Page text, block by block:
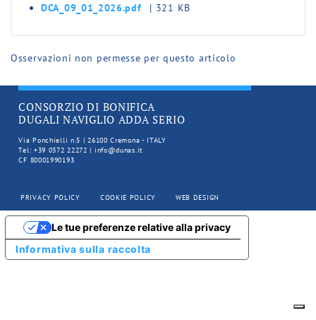
DCA_09_01_2026.pdf | 321 KB
Osservazioni non permesse per questo articolo
CONSORZIO DI BONIFICA
DUGALI NAVIGLIO ADDA SERIO
Via Ponchielli n.5 | 26100 Cremona - ITALY
Tel: +39 0372 22272 | info@dunas.it
CF 80001990193
PRIVACY POLICY COOKIE POLICY WEB DESIGN
Informativa sulla raccolta
Le tue preferenze relative alla privacy